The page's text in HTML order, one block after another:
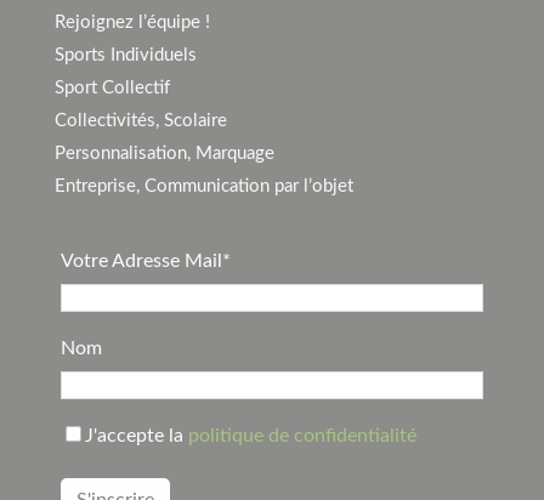
Rejoignez l’équipe !
Sports Individuels
Sport Collectif
Collectivités, Scolaire
Personnalisation, Marquage
Entreprise, Communication par l’objet
Votre Adresse Mail*
Nom
J'accepte la politique de confidentialité